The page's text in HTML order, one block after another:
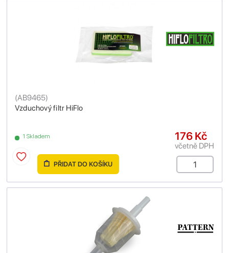
Vzduchový filtr HiFlo
(AB9465)
1 Skladem 176 Kč
včetně DPH
PŘIDAT DO KOŠÍKU